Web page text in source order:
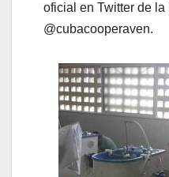
oficial en Twitter de
@cubacooperaven.